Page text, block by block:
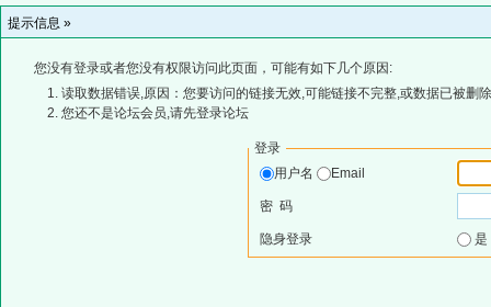
提示信息 »
您没有登录或者您没有权限访问此页面，可能有如下几个原因:
读取数据错误,原因：您要访问的链接无效,可能链接不完整,或数据已被删
您还不是论坛会员,请先登录论坛
登录
用户名
Email
密 码
隐身登录